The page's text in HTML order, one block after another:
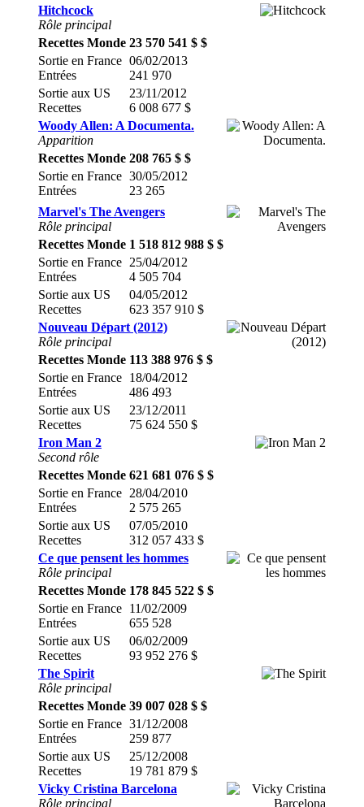
Hitchcock
Rôle principal
Recettes Monde 23 570 541 $ $
Sortie en France
Entrées
06/02/2013
241 970
Sortie aux US
Recettes
23/11/2012
6 008 677 $
Woody Allen: A Documenta.
Apparition
Recettes Monde 208 765 $ $
Sortie en France
Entrées
30/05/2012
23 265
Marvel's The Avengers
Rôle principal
Recettes Monde 1 518 812 988 $ $
Sortie en France
Entrées
25/04/2012
4 505 704
Sortie aux US
Recettes
04/05/2012
623 357 910 $
Nouveau Départ (2012)
Rôle principal
Recettes Monde 113 388 976 $ $
Sortie en France
Entrées
18/04/2012
486 493
Sortie aux US
Recettes
23/12/2011
75 624 550 $
Iron Man 2
Second rôle
Recettes Monde 621 681 076 $ $
Sortie en France
Entrées
28/04/2010
2 575 265
Sortie aux US
Recettes
07/05/2010
312 057 433 $
Ce que pensent les hommes
Rôle principal
Recettes Monde 178 845 522 $ $
Sortie en France
Entrées
11/02/2009
655 528
Sortie aux US
Recettes
06/02/2009
93 952 276 $
The Spirit
Rôle principal
Recettes Monde 39 007 028 $ $
Sortie en France
Entrées
31/12/2008
259 877
Sortie aux US
Recettes
25/12/2008
19 781 879 $
Vicky Cristina Barcelona
Rôle principal